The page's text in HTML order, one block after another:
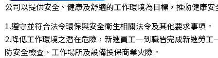
公司以提供安全、健康及舒適的工作環境為目標，推動健康
1.遵守並符合法令環保與安全衛生相關法令及其他要求事項。
2.降低工作環境之潛在危險，新進員工一到職皆完成新進勞
防安全檢查、工作場所及設備投保商業火險。